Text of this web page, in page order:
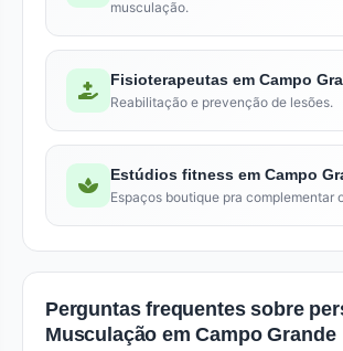
musculação.
Fisioterapeutas em Campo
Reabilitação e prevenção de lesões.
Estúdios fitness em Campo
Espaços boutique pra complementar
Perguntas frequentes sobre
Musculação em Campo Grande